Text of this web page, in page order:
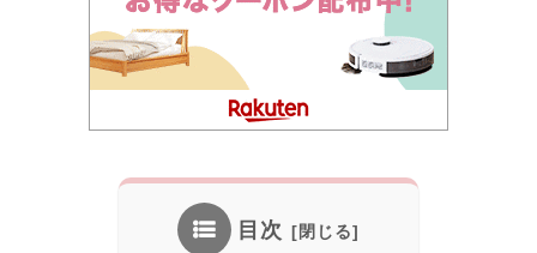
目次